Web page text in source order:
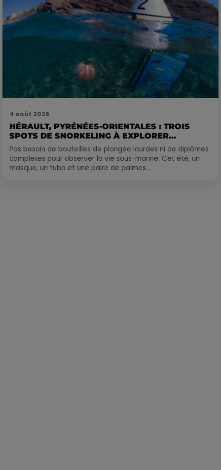
4 août 2026
HÉRAULT, PYRÉNÉES-ORIENTALES : TROIS
SPOTS DE SNORKELING À EXPLORER...
Pas besoin de bouteilles de plongée lourdes ni de diplômes
complexes pour observer la vie sous-marine. Cet été, un
masque, un tuba et une paire de palmes...